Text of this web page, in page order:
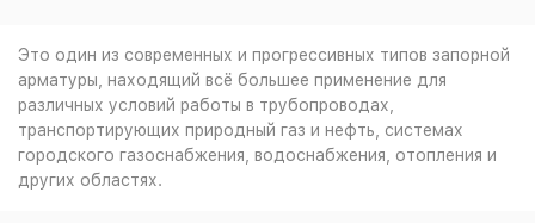
Это один из современных и прогрессивных типов запорной
арматуры, находящий всё большее применение для
различных условий работы в трубопроводах,
транспортирующих природный газ и нефть, системах
городского газоснабжения, водоснабжения, отопления и
других областях.